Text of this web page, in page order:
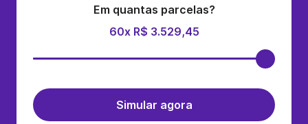
Em quantas parcelas?
60x R$ 3.529,45
Simular agora